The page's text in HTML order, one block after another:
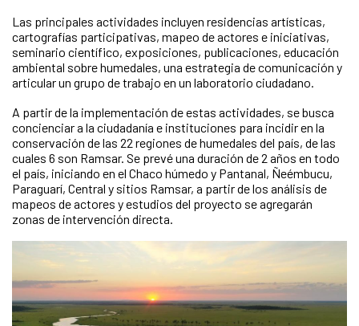
Las principales actividades incluyen residencias artísticas,
cartografías participativas, mapeo de actores e iniciativas,
seminario científico, exposiciones, publicaciones, educación
ambiental sobre humedales, una estrategia de comunicación y
articular un grupo de trabajo en un laboratorio ciudadano.
A partir de la implementación de estas actividades, se busca
concienciar a la ciudadanía e instituciones para incidir en la
conservación de las 22 regiones de humedales del país, de las
cuales 6 son Ramsar. Se prevé una duración de 2 años en todo
el país, iniciando en el Chaco húmedo y Pantanal, Ñeémbucu,
Paraguarí, Central y sitios Ramsar, a partir de los análisis de
mapeos de actores y estudios del proyecto se agregarán
zonas de intervención directa.